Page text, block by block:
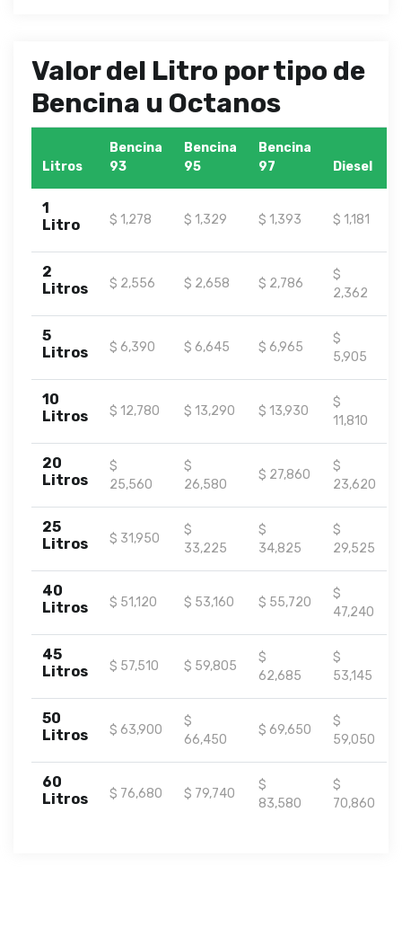
Valor del Litro por tipo de
Bencina u Octanos
Litros
Bencina
93
Bencina
95
Bencina
97
Diesel
1
Litro
$ 1,278 $ 1,329 $ 1,393 $ 1,181
2
Litros
$ 2,556 $ 2,658 $ 2,786
$
2,362
5
Litros
$ 6,390 $ 6,645 $ 6,965
$
5,905
10
Litros
$ 12,780 $ 13,290 $ 13,930
$
11,810
20
Litros
$
25,560
$
26,580
$ 27,860
$
23,620
25
Litros
$ 31,950
$
33,225
$
34,825
$
29,525
40
Litros
$ 51,120 $ 53,160 $ 55,720
$
47,240
45
Litros
$ 57,510 $ 59,805
$
62,685
$
53,145
50
Litros
$ 63,900
$
66,450
$ 69,650
$
59,050
60
Litros
$ 76,680 $ 79,740
$
83,580
$
70,860